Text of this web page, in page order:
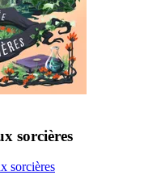
sorcières
sorcières